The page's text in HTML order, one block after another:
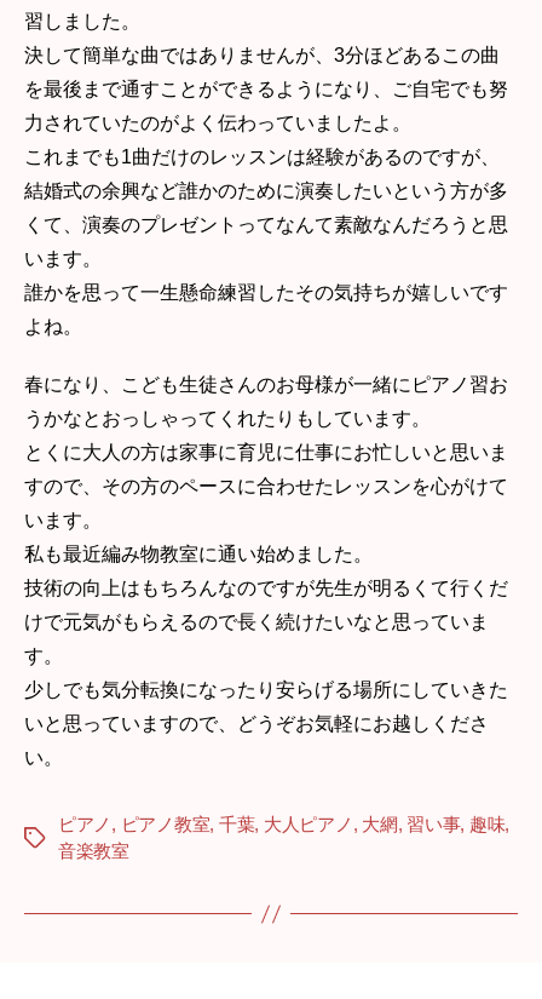
習しました。
決して簡単な曲ではありませんが、3分ほどあるこの曲
を最後まで通すことができるようになり、ご自宅でも努
力されていたのがよく伝わっていましたよ。
これまでも1曲だけのレッスンは経験があるのですが、
結婚式の余興など誰かのために演奏したいという方が多
くて、演奏のプレゼントってなんて素敵なんだろうと思
います。
誰かを思って一生懸命練習したその気持ちが嬉しいです
よね。
春になり、こども生徒さんのお母様が一緒にピアノ習お
うかなとおっしゃってくれたりもしています。
とくに大人の方は家事に育児に仕事にお忙しいと思いま
すので、その方のペースに合わせたレッスンを心がけて
います。
私も最近編み物教室に通い始めました。
技術の向上はもちろんなのですが先生が明るくて行くだ
けで元気がもらえるので長く続けたいなと思っていま
す。
少しでも気分転換になったり安らげる場所にしていきた
いと思っていますので、どうぞお気軽にお越しくださ
い。
Tags
ピアノ , ピアノ教室, 千葉, 大人ピアノ , 大網, 習い事, 趣味,
音楽教室